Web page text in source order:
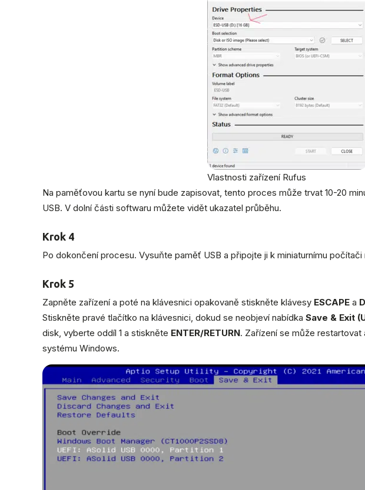
Vlastnosti zařízení Rufus
Na paměťovou kartu se nyní bude zapisovat, tento proces může trvat 10-20
USB. V dolní části softwaru můžete vidět ukazatel průběhu.
Krok 4
Po dokončení procesu. Vysuňte paměť USB a připojte ji k miniaturnímu
Krok 5
Zapněte zařízení a poté na klávesnici opakovaně stiskněte klávesy ESCAPE a
Stiskněte pravé tlačítko na klávesnici, dokud se neobjeví nabídka Save & Exit
disk, vyberte oddíl 1 a stiskněte ENTER/RETURN. Zařízení se může
systému Windows.